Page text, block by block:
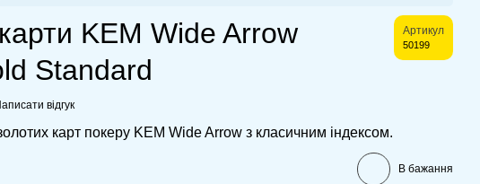
KEM Wide Arrow
Standard
Артикул
50199
відгук
карт покеру KEM Wide Arrow з класичним індексом.
В бажання